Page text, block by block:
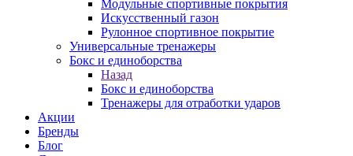
Модульные спортивные покрытия
Искусственный газон
Рулонное спортивное покрытие
Универсальные тренажеры
Бокс и единоборства
Назад
Бокс и единоборства
Тренажеры для отработки ударов
Акции
Бренды
Блог